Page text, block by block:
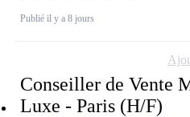
Publié il y a 8 jours
Conseiller de Vente
Luxe - Paris (H/F)